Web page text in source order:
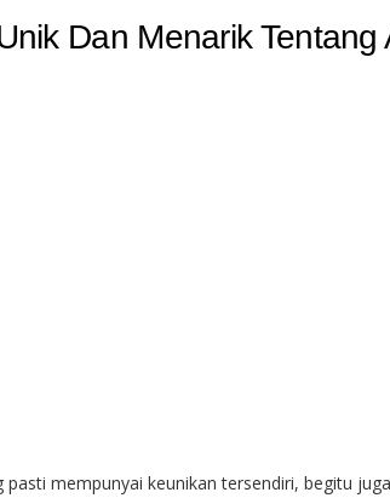
Dan Menarik Tentang
pasti mempunyai keunikan tersendiri, begitu